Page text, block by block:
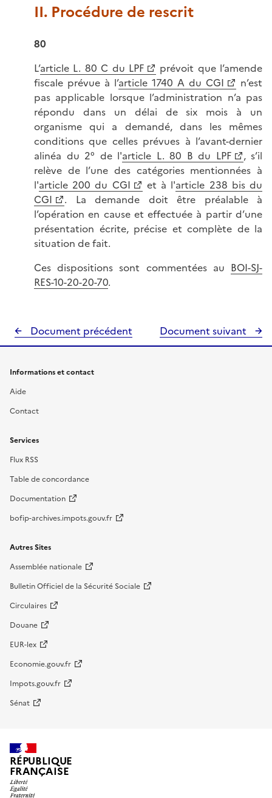
II. Procédure de rescrit
80
L’article L. 80 C du LPF
prévoit que l’amende
fiscale prévue à l’article 1740 A du CGI
n’est
pas applicable lorsque l’administration n’a pas
répondu dans un délai de six mois à un
organisme qui a demandé, dans les mêmes
conditions que celles prévues à l’avant-dernier
alinéa du 2° de l'article L. 80 B du LPF
, s’il
relève de l’une des catégories mentionnées à
l'article 200 du CGI et à l'article 238 bis du
CGI
. La demande doit être préalable à
l’opération en cause et effectuée à partir d’une
présentation écrite, précise et complète de la
situation de fait.
Ces dispositions sont commentées au BOI-SJ-
RES-10-20-20-70.
Document précédent Document suivant
Informations et contact
Aide
Contact
Services
Flux RSS
Table de concordance
Documentation
bofip-archives.impots.gouv.fr
Autres Sites
Assemblée nationale
Bulletin Officiel de la Sécurité Sociale
Circulaires
Douane
EUR-lex
Economie.gouv.fr
Impots.gouv.fr
Sénat
RÉPUBLIQUE
FRANÇAISE